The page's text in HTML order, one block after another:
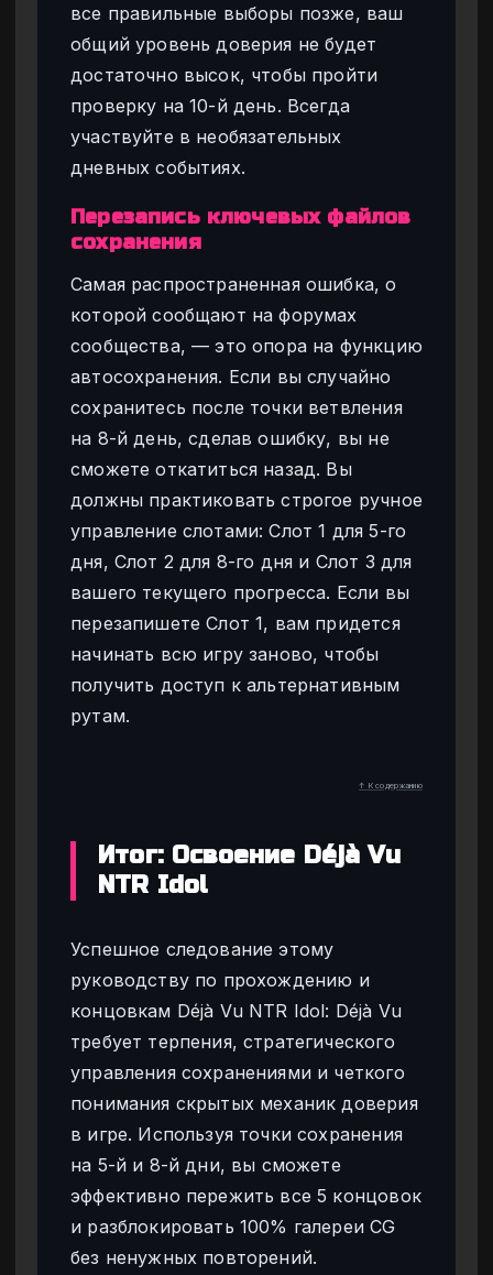
все правильные выборы позже, ваш
общий уровень доверия не будет
достаточно высок, чтобы пройти
проверку на 10-й день. Всегда
участвуйте в необязательных
дневных событиях.
Перезапись ключевых файлов
сохранения
Самая распространенная ошибка, о
которой сообщают на форумах
сообщества, — это опора на функцию
автосохранения. Если вы случайно
сохранитесь после точки ветвления
на 8-й день, сделав ошибку, вы не
сможете откатиться назад. Вы
должны практиковать строгое ручное
управление слотами: Слот 1 для 5-го
дня, Слот 2 для 8-го дня и Слот 3 для
вашего текущего прогресса. Если вы
перезапишете Слот 1, вам придется
начинать всю игру заново, чтобы
получить доступ к альтернативным
рутам.
↑ К содержанию
Итог: Освоение Déjà Vu
NTR Idol
Успешное следование этому
руководству по прохождению и
концовкам Déjà Vu NTR Idol: Déjà Vu
требует терпения, стратегического
управления сохранениями и четкого
понимания скрытых механик доверия
в игре. Используя точки сохранения
на 5-й и 8-й дни, вы сможете
эффективно пережить все 5 концовок
и разблокировать 100% галереи CG
без ненужных повторений.